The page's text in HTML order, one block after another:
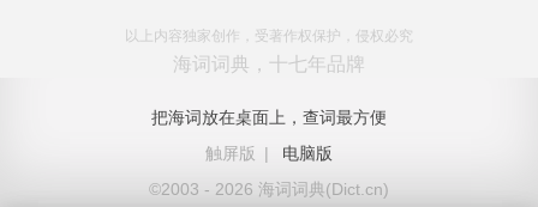
以上内容独家创作，受著作权保护，侵权必究
海词词典，十七年品牌
把海词放在桌面上，查词最方便
触屏版
|
电脑版
©2003 - 2026 海词词典(Dict.cn)